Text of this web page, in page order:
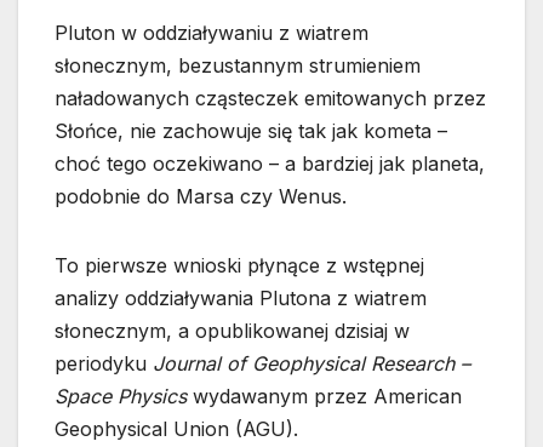
Pluton w oddziaływaniu z wiatrem
słonecznym, bezustannym strumieniem
naładowanych cząsteczek emitowanych przez
Słońce, nie zachowuje się tak jak kometa –
choć tego oczekiwano – a bardziej jak planeta,
podobnie do Marsa czy Wenus.
To pierwsze wnioski płynące z wstępnej
analizy oddziaływania Plutona z wiatrem
słonecznym, a opublikowanej dzisiaj w
periodyku Journal of Geophysical Research –
Space Physicswydawanym przez American
Geophysical Union (AGU).